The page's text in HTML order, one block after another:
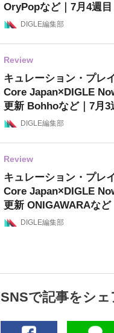
OryPopなど｜7月4週目
DIGLE編集部
Review
キュレーション・プレ
Core Japan×DIGLE
更新 Bohhoなど｜7月3
DIGLE編集部
Review
キュレーション・プレ
Core Japan×DIGLE
更新 ONIGAWARAなど
DIGLE編集部
SNSで記事をシェ